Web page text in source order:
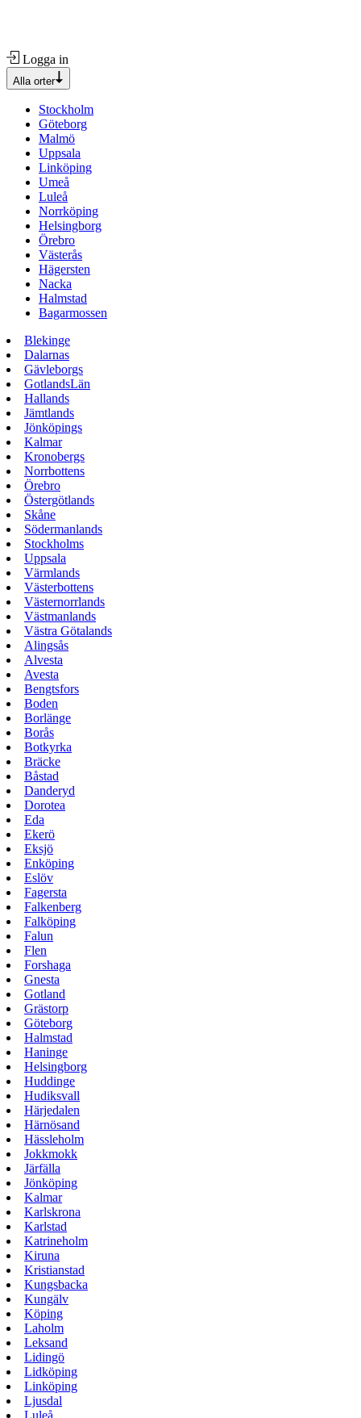
Logga in
Alla orter
Stockholm
Göteborg
Malmö
Uppsala
Linköping
Umeå
Luleå
Norrköping
Helsingborg
Örebro
Västerås
Hägersten
Nacka
Halmstad
Bagarmossen
Blekinge
Dalarnas
Gävleborgs
GotlandsLän
Hallands
Jämtlands
Jönköpings
Kalmar
Kronobergs
Norrbottens
Örebro
Östergötlands
Skåne
Södermanlands
Stockholms
Uppsala
Värmlands
Västerbottens
Västernorrlands
Västmanlands
Västra Götalands
Alingsås
Alvesta
Avesta
Bengtsfors
Boden
Borlänge
Borås
Botkyrka
Bräcke
Båstad
Danderyd
Dorotea
Eda
Ekerö
Eksjö
Enköping
Eslöv
Fagersta
Falkenberg
Falköping
Falun
Flen
Forshaga
Gnesta
Gotland
Grästorp
Göteborg
Halmstad
Haninge
Helsingborg
Huddinge
Hudiksvall
Härjedalen
Härnösand
Hässleholm
Jokkmokk
Järfälla
Jönköping
Kalmar
Karlskrona
Karlstad
Katrineholm
Kiruna
Kristianstad
Kungsbacka
Kungälv
Köping
Laholm
Leksand
Lidingö
Lidköping
Linköping
Ljusdal
Luleå